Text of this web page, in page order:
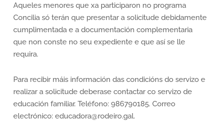
Aqueles menores que xa participaron no programa
Concilia só terán que presentar a solicitude debidamente
cumplimentada e a documentación complementaria
que non conste no seu expediente e que así se lle
requira.
Para recibir máis información das condicións do servizo e
realizar a solicitude deberase contactar co servizo de
educación familiar. Teléfono: 986790185. Correo
electrónico: educadora@rodeiro.gal.